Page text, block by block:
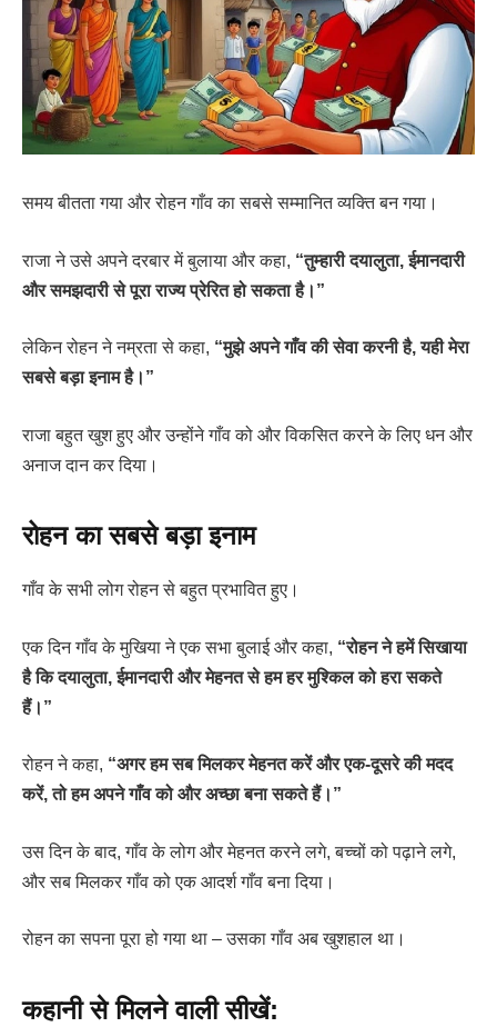
समय बीतता गया और रोहन गाँव का सबसे सम्मानित व्यक्ति बन गया।
राजा ने उसे अपने दरबार में बुलाया और कहा, “तुम्हारी दयालुता, ईमानदारी
और समझदारी से पूरा राज्य प्रेरित हो सकता है।”
लेकिन रोहन ने नम्रता से कहा, “मुझे अपने गाँव की सेवा करनी है, यही मेरा
सबसे बड़ा इनाम है।”
राजा बहुत खुश हुए और उन्होंने गाँव को और विकसित करने के लिए धन और
अनाज दान कर दिया।
रोहन का सबसे बड़ा इनाम
गाँव के सभी लोग रोहन से बहुत प्रभावित हुए।
एक दिन गाँव के मुखिया ने एक सभा बुलाई और कहा, “रोहन ने हमें सिखाया
है कि दयालुता, ईमानदारी और मेहनत से हम हर मुश्किल को हरा सकते
हैं।”
रोहन ने कहा, “अगर हम सब मिलकर मेहनत करें और एक-दूसरे की मदद
करें, तो हम अपने गाँव को और अच्छा बना सकते हैं।”
उस दिन के बाद, गाँव के लोग और मेहनत करने लगे, बच्चों को पढ़ाने लगे,
और सब मिलकर गाँव को एक आदर्श गाँव बना दिया।
रोहन का सपना पूरा हो गया था – उसका गाँव अब खुशहाल था।
कहानी से मिलने वाली सीखें: